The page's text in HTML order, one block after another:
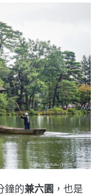
鐘的兼六園 ，也是